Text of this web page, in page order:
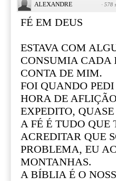
ALEXANDRE · 578
FÉ EM DEUS
ESTAVA COM
CONSUMIA CADA
CONTA DE MIM.
FOI QUANDO
HORA DE
EXPEDITO,
A FÉ É TUDO QUE
ACREDITAR QUE
PROBLEMA, EU
MONTANHAS.
A BÍBLIA É O